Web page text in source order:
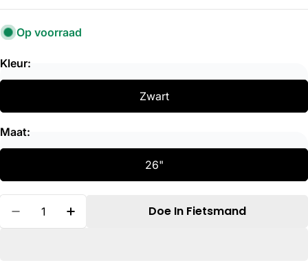
Op voorraad
Kleur:
Zwart
Maat:
26"
Verminder Hoeveelheid Voor Schwalbe Bib
Verhoog De Hoeveelheid Voor
Doe In Fietsmand